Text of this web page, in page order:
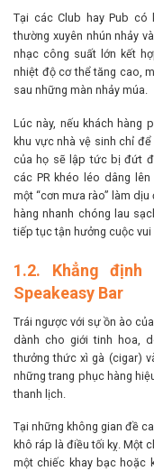
Tại các Club hay Pub có
thường xuyên nhún nhảy
nhạc công suất lớn kết
nhiệt độ cơ thể tăng cao,
sau những màn nhảy múa.
Lúc này, nếu khách hàng
khu vực nhà vệ sinh chỉ
của họ sẽ lập tức bị đứt
các PR khéo léo dâng
một “cơn mưa rào” làm
hàng nhanh chóng lau
tiếp tục tận hưởng cuộc vui
1.2. Khẳng
Speakeasy Bar
Trái ngược với sự ồn ào
dành cho giới tinh hoa,
thưởng thức xì gà (cigar)
những trang phục hàng
thanh lịch.
Tại những không gian đề
khô ráp là điều tối kỵ. Một
một chiếc khay bạc hoặc